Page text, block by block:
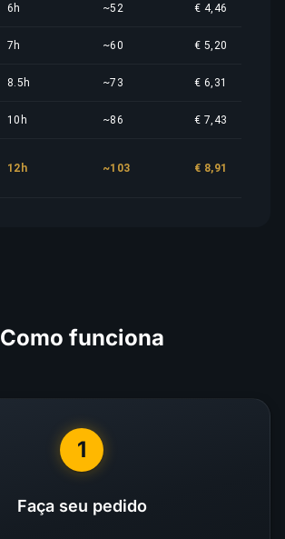
6h ~52 € 4,46
7h ~60 € 5,20
8.5h ~73 € 6,31
10h ~86 € 7,43
12h ~103 € 8,91
Como funciona
1
Faça seu pedido